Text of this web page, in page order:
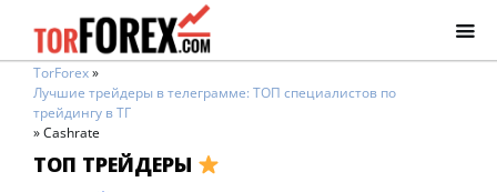
TorForex»
Лучшие трейдеры в телеграмме: ТОП специалистов по
трейдингу в ТГ
»Cashrate
ТОП ТРЕЙДЕРЫ